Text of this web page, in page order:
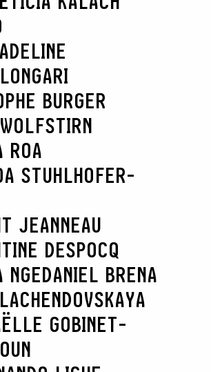
BURGER
ROA
STUHLHOFER-
JEANNEAU
DESPOCQ
NGEDANIEL BRENA
GOBINET-